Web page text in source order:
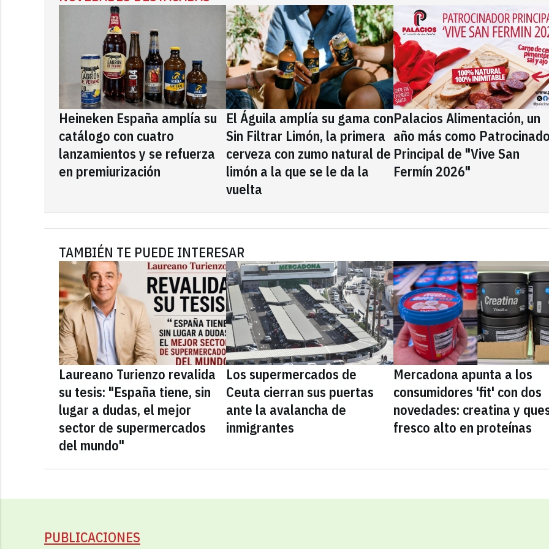
Heineken España amplía su
catálogo con cuatro
lanzamientos y se refuerza
en premiurización
El Águila amplía su gama con
Sin Filtrar Limón, la primera
cerveza con zumo natural de
limón a la que se le da la
vuelta
Palacios Alimentación, un
año más como
Principal de "Vive San
Fermín 2026"
TAMBIÉN TE PUEDE INTERESAR
Laureano Turienzo revalida
su tesis: "España tiene, sin
lugar a dudas, el mejor
sector de supermercados
del mundo"
Los supermercados de
Ceuta cierran sus puertas
ante la avalancha de
inmigrantes
Mercadona apunta a los
consumidores 'fit' con dos
novedades: creatina y
fresco alto en proteínas
PUBLICACIONES